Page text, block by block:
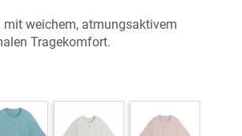
mit weichem, atmungsaktivem
Tragekomfort.